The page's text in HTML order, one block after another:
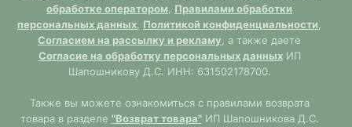
обработке оператором
Правилами обработки
персональных данных Политикой конфиденциальности
Согласием на рассылку и рекламу , а также даете
Согласие на обработку персональных данныхИП
Шапошникову Д.С. ИНН: 631502178700.
Также вы можете ознакомиться с правилами возврата
товара в разделе "Возврат товара"ИП Шапошникова Д.С.